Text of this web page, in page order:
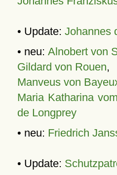
• Update: Johannes
• neu: Alnobert von
Gildard von Rouen,
Manveus von
Maria Katharina
de Longprey
• neu: Friedrich
• Update: